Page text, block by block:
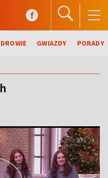
GWIAZDY PORADY